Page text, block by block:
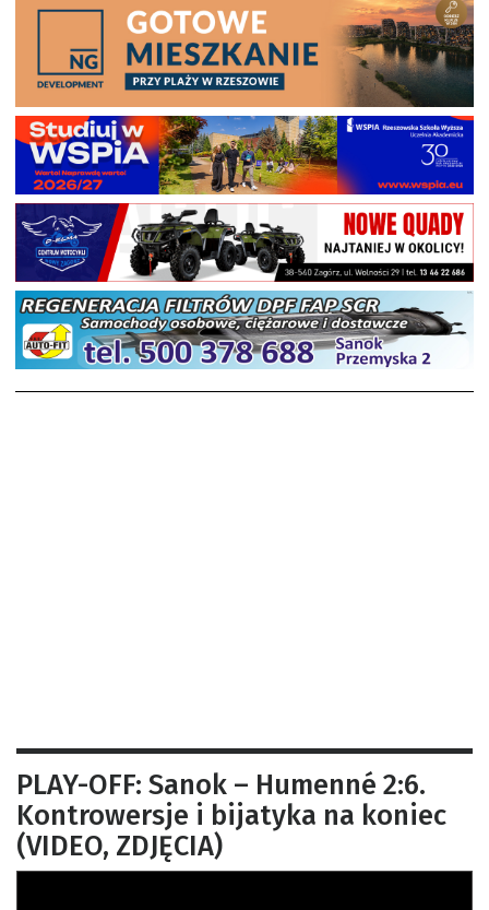
PLAY-OFF: Sanok – Humenné 2:6.
Kontrowersje i bijatyka na koniec
(VIDEO, ZDJĘCIA)